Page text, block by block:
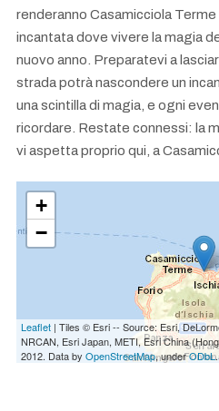
renderanno Casamicciola Terme
incantata dove vivere la magia
nuovo anno. Preparatevi a
strada potrà nascondere un
una scintilla di magia, e ogni
ricordare. Restate connessi: la
vi aspetta proprio qui, a
+
−
Leaflet | Tiles © Esri -- Source: Esri,
NRCAN, Esri Japan, METI, Esri China
2012. Data by OpenStreetMap, underODbL.